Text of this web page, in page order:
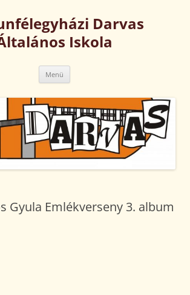
Darvas
Iskola
Menü
Gyula Emlékverseny 3. album